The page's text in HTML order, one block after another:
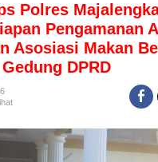
Polres
Majalengka
Pimpin
Apel
Kesiapan
Pengamanan
Asosiasi
Makan
Polres
Pengamanan
Asosiasi Makan
DPRD